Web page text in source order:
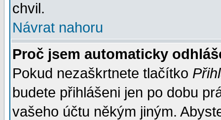
chvil.
Návrat nahoru
Proč jsem automaticky
Pokud nezaškrtnete tlačítko
budete přihlášeni jen po dobu
vašeho účtu někým jiným.